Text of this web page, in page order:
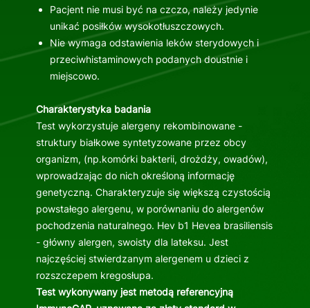
Pacjent nie musi być na czczo, należy jedynie
unikać posiłków wysokotłuszczowych.
Nie wymaga odstawienia leków sterydowych i
przeciwhistaminowych podanych doustnie i
miejscowo.
Charakterystyka badania
Test wykorzystuje alergeny rekombinowane -
struktury białkowe syntetyzowane przez obcy
organizm, (np.komórki bakterii, drożdży, owadów),
wprowadzając do nich określoną informację
genetyczną. Charakteryzuje się większą czystością
powstałego alergenu, w porównaniu do alergenów
pochodzenia naturalnego. Hev b1 Hevea brasiliensis
- główny alergen, swoisty dla lateksu. Jest
najczęściej stwierdzanym alergenem u dzieci z
rozszczepem kregosłupa.
Test wykonywany jest metodą referencyjną